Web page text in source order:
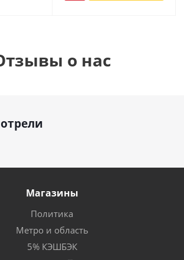
о нас
Магазины
Политика
Метро и область
5% КЭШБЭК